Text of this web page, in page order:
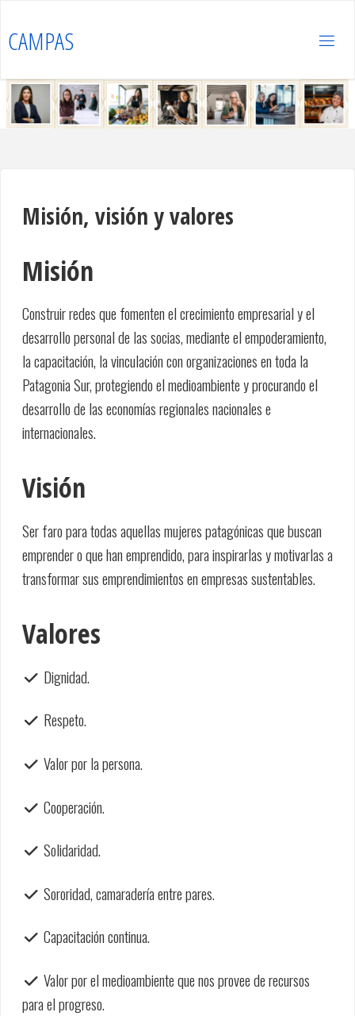
CAMPAS
Misión, visión y valores
Misión
Construir redes que fomenten el crecimiento empresarial y el
desarrollo personal de las socias, mediante el empoderamiento,
la capacitación, la vinculación con organizaciones en toda la
Patagonia Sur, protegiendo el medioambiente y procurando el
desarrollo de las economías regionales nacionales e
internacionales.
Visión
Ser faro para todas aquellas mujeres patagónicas que buscan
emprender o que han emprendido, para inspirarlas y motivarlas a
transformar sus emprendimientos en empresas sustentables.
Valores
Dignidad.
Respeto.
Valor por la persona.
Cooperación.
Solidaridad.
Sororidad, camaradería entre pares.
Capacitación continua.
Valor por el medioambiente que nos provee de recursos
para el progreso.